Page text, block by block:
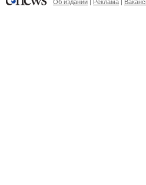
Об издании | Реклама |